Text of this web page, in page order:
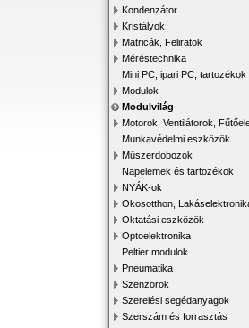
Kondenzátor
Kristályok
Matricák, Feliratok
Méréstechnika
Mini PC, ipari PC, tartozékok
Modulok
Modulvilág
Motorok, Ventilátorok,
Munkavédelmi eszközök
Műszerdobozok
Napelemek és tartozékok
NYÁK-ok
Okosotthon,
Oktatási eszközök
Optoelektronika
Peltier modulok
Pneumatika
Szenzorok
Szerelési segédanyagok
Szerszám és forrasztás